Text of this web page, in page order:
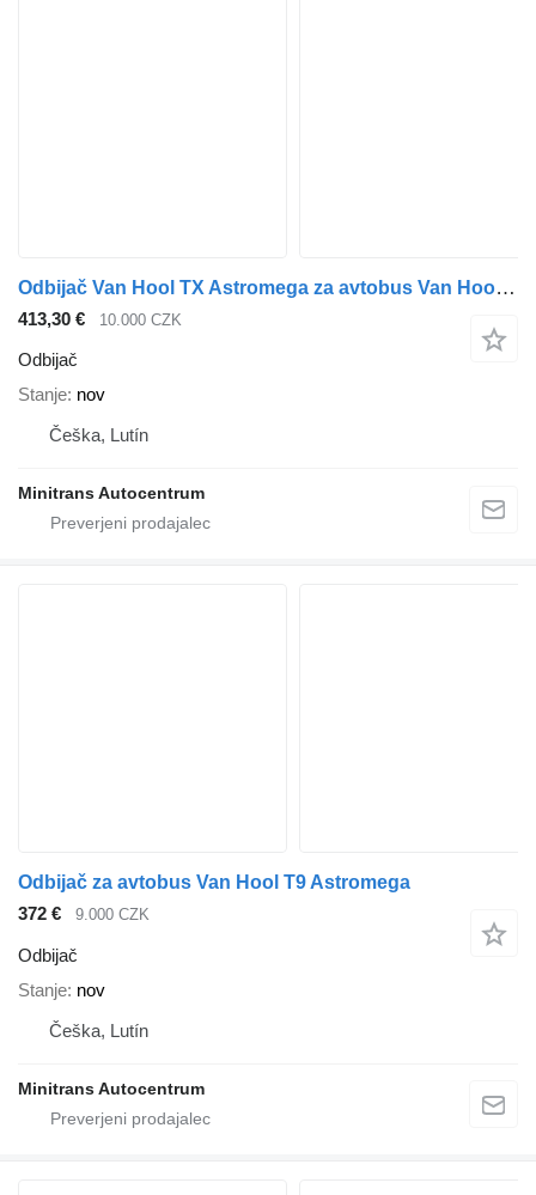
Odbijač Van Hool TX Astromega za avtobus Van Hool TX Astromega
413,30 € 10.000 CZK
Odbijač
Stanje nov
Češka, Lutín
Minitrans Autocentrum
Odbijač za avtobus Van Hool T9 Astromega
372 €
9.000 CZK
Odbijač
Stanje nov
Češka, Lutín
Minitrans Autocentrum